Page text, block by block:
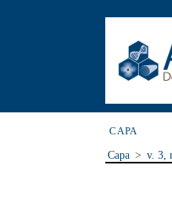
CAPA
Capa > v. 3,